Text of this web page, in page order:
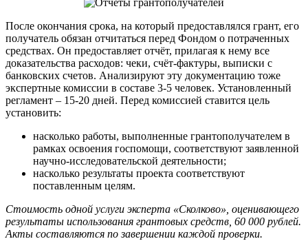
После окончания срока, на который предоставлялся грант, его
получатель обязан отчитаться перед Фондом о потраченных
средствах. Он предоставляет отчёт, прилагая к нему все
доказательства расходов: чеки, счёт-фактуры, выписки с
банковских счетов. Анализируют эту документацию тоже
экспертные комиссии в составе 3-5 человек. Установленный
регламент – 15-20 дней. Перед комиссией ставится цель
установить:
насколько работы, выполненные грантополучателем в
рамках освоения госпомощи, соответствуют заявленной
научно-исследовательской деятельности;
насколько результаты проекта соответствуют
поставленным целям.
Стоимость одной услуги эксперта «Сколково», оценивающего
результаты использования грантовых средств, 60 000 рублей.
Акты составляются по завершении каждой проверки.